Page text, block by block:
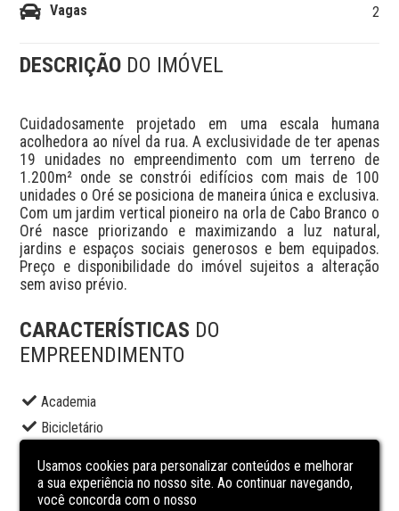
Vagas 2
DESCRIÇÃO DO IMÓVEL
Cuidadosamente projetado em uma escala humana
acolhedora ao nível da rua. A exclusividade de ter apenas
19 unidades no empreendimento com um terreno de
1.200m² onde se constrói edifícios com mais de 100
unidades o Oré se posiciona de maneira única e exclusiva.
Com um jardim vertical pioneiro na orla de Cabo Branco o
Oré nasce priorizando e maximizando a luz natural,
jardins e espaços sociais generosos e bem equipados.
Preço e disponibilidade do imóvel sujeitos a alteração
sem aviso prévio.
CARACTERÍSTICAS DO
EMPREENDIMENTO
Academia
Bicicletário
Espaço gourmet
Piscina adulto
Usamos cookies para personalizar conteúdos e melhorar
a sua experiência no nosso site. Ao continuar navegando,
você concorda com o nosso